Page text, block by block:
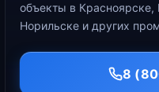
объекты в
Норильске и других
8